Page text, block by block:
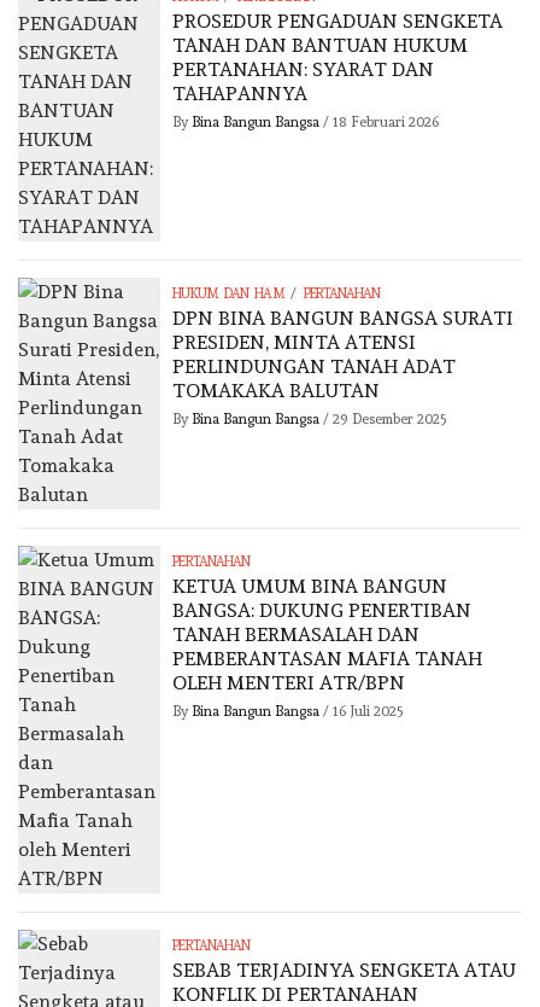
PROSEDUR PENGADUAN SENGKETA
TANAH DAN BANTUAN HUKUM
PERTANAHAN: SYARAT DAN
TAHAPANNYA
By Bina Bangun Bangsa / 18 Februari 2026
HUKUM DAN HAM / PERTANAHAN
DPN BINA BANGUN BANGSA SURATI
PRESIDEN, MINTA ATENSI
PERLINDUNGAN TANAH ADAT
TOMAKAKA BALUTAN
By Bina Bangun Bangsa / 29 Desember 2025
PERTANAHAN
KETUA UMUM BINA BANGUN
BANGSA: DUKUNG PENERTIBAN
TANAH BERMASALAH DAN
PEMBERANTASAN MAFIA TANAH
OLEH MENTERI ATR/BPN
By Bina Bangun Bangsa / 16 Juli 2025
PERTANAHAN
SEBAB TERJADINYA SENGKETA ATAU
KONFLIK DI PERTANAHAN